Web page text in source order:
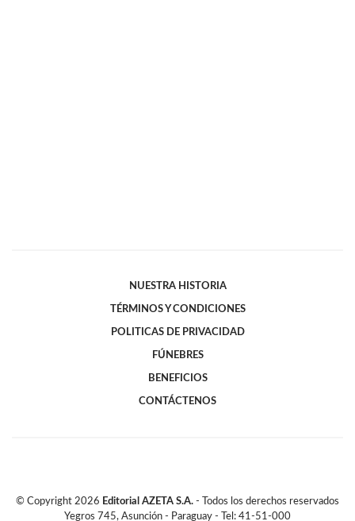
NUESTRA HISTORIA
TÉRMINOS Y CONDICIONES
POLITICAS DE PRIVACIDAD
FÚNEBRES
BENEFICIOS
CONTÁCTENOS
© Copyright 2026 Editorial AZETA S.A. - Todos los derechos reservados
Yegros 745, Asunción - Paraguay - Tel: 41-51-000